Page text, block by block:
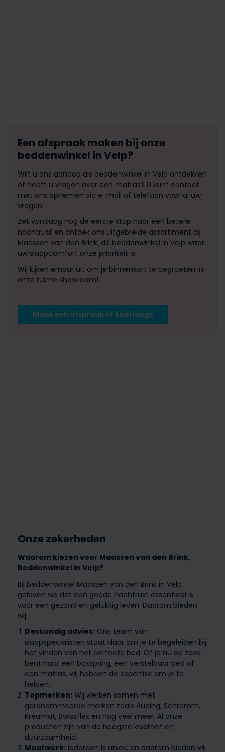
Een afspraak maken bij onze
beddenwinkel in Velp?
Wilt u ons aanbod als beddenwinkel in Velp ontdekken
of heeft u vragen over een matras? U kunt contact
met ons opnemen via e-mail of telefoon voor al uw
vragen.
Zet vandaag nog de eerste stap naar een betere
nachtrust en ontdek ons uitgebreide assortiment bij
Maassen van den Brink, dé beddenwinkel in Velp waar
uw slaapcomfort onze prioriteit is.
Wij kijken ernaar uit om je binnenkort te begroeten in
onze ruime showroom!
Maak een afspraak of kom langs
Onze zekerheden
Waarom kiezen voor Maassen van den Brink,
Beddenwinkel in Velp?
Bij beddenwinkel Maassen van den Brink in Velp
geloven we dat een goede nachtrust essentieel is
voor een gezond en gelukkig leven. Daarom bieden
wij:
Deskundig advies: Ons team van
slaapspecialisten staat klaar om je te begeleiden bij
het vinden van het perfecte bed. Of je nu op zoek
bent naar een boxspring, een verstelbaar bed of
een matras, wij hebben de expertise om je te
helpen.
Topmerken: Wij werken samen met
gerenommeerde merken zoals Auping, Schramm,
Kreamat, Swissflex en nog veel meer. Al onze
producten zijn van de hoogste kwaliteit en
duurzaamheid.
Maatwerk: Iedereen is uniek, en daarom bieden wij